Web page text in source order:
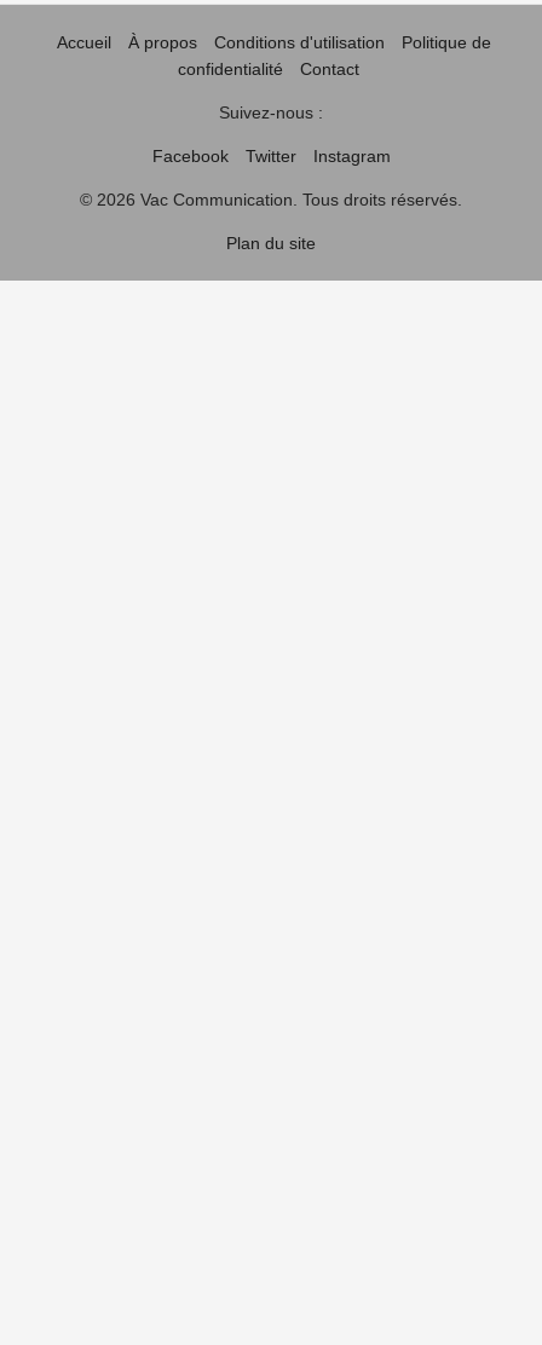
Accueil À propos Conditions d'utilisation
Politique de
confidentialité
Contact
Suivez-nous :
Facebook Twitter Instagram
© 2026 Vac Communication. Tous droits réservés.
Plan du site